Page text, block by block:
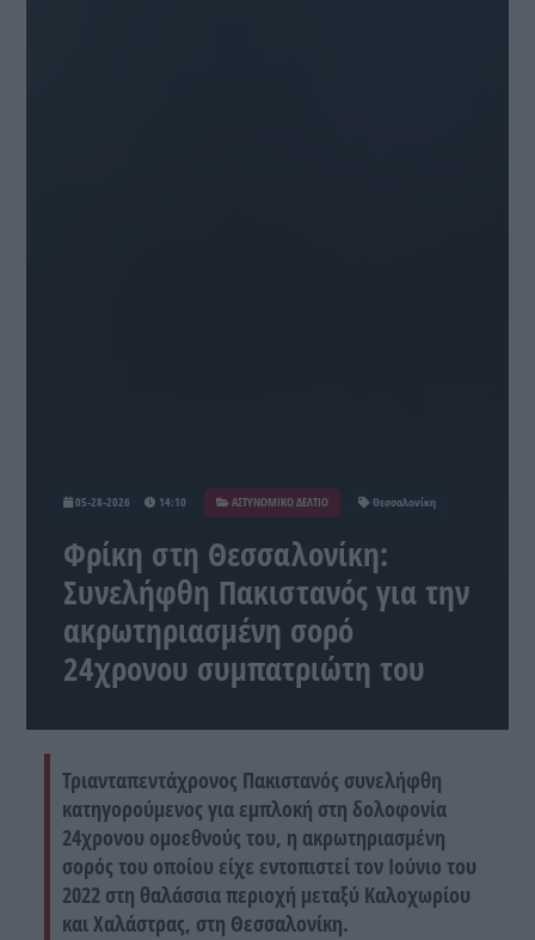
05-28-2026 14:10 ΑΣΤΥΝΟΜΙΚΟ ΔΕΛΤΙΟ Θεσσαλονίκη
Φρίκη στη Θεσσαλονίκη:
Συνελήφθη Πακιστανός για την
ακρωτηριασμένη σορό
24χρονου συμπατριώτη του
Τριανταπεντάχρονος Πακιστανός συνελήφθη
κατηγορούμενος για εμπλοκή στη δολοφονία
24χρονου ομοεθνούς του, η ακρωτηριασμένη
σορός του οποίου είχε εντοπιστεί τον Ιούνιο του
2022 στη θαλάσσια περιοχή μεταξύ Καλοχωρίου
και Χαλάστρας, στη Θεσσαλονίκη.